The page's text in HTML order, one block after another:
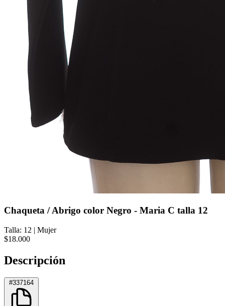
Chaqueta / Abrigo color Negro - Maria C talla 12
Talla: 12 | Mujer
$18.000
Descripción
#337164